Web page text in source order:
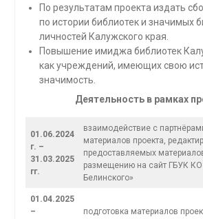
По результатам проекта издать
по истории библиотек и значимых
личностей Калужского края.
Повышение имиджа библиотек
как учреждений, имеющих свою
значимость.
Деятельность в рамках
01.06.2024
г. –
31.03.2025
гг.
взаимодействие с
материалов проекта,
предоставляемых
размещению на сайт ГБУК
Белинского»
01.04.2025
–
подготовка материалов